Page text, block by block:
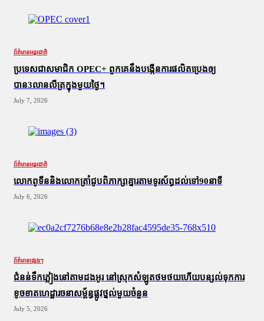
ព័ត៌មានអន្តរជាតិ
ប្រទេសជាសមាជិក OPEC+​ ពួកគេនឹងបង្កើនការផលិតប្រេងឲ្យ
បាន3លានលីត្រក្នុងមួយថ្ងៃ។
July 7, 2026
ព័ត៌មានអន្តរជាតិ
លោកពូទីននិងលោកត្រាំជូបពិភាក្សាគ្នារតាមទូរស័ព្ធដល់ទៅ90នាទី
July 6, 2026
ព័ត៌មានផ្សេងៗ
ជំនន់​ទឹកភ្លៀង​នៅ​តាម​ដងអូរ​ នៅ​ស្រុក​សំឡូត​ថមថយ​ហើយ​បន្សល់​ទុក​ការ​
ខូចខាត​ហេដ្ឋារចនាសម្ព័ន្ធ​ផ្លូវថ្នល់​មួយ​ចំនួន
July 5, 2026